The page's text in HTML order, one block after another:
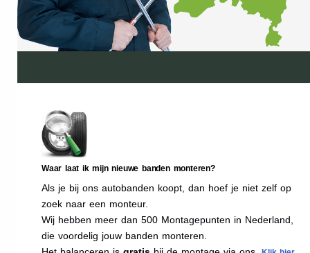
Waar laat ik mijn nieuwe banden monteren?
Als je bij ons autobanden koopt, dan hoef je niet zelf op
zoek naar een monteur.
Wij hebben meer dan 500 Montagepunten in Nederland,
die voordelig jouw banden monteren.